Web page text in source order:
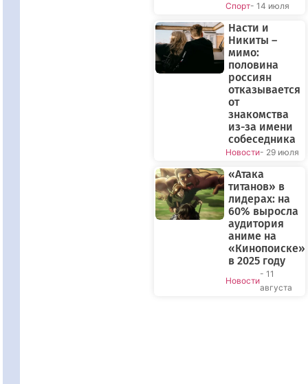
Спорт- 14 июля
Насти и
Никиты –
мимо:
половина
россиян
отказывается
от
знакомства
из-за имени
собеседника
Новости- 29 июля
«Атака
титанов» в
лидерах: на
60% выросла
аудитория
аниме на
«Кинопоиске»
в 2025 году
Новости
- 11
августа